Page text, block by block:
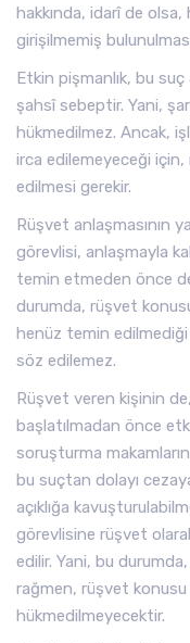
hakkında, idarî de
girişilmemiş
Etkin pişmanlık, bu suç
şahsî sebeptir. Yani,
hükmedilmez. Ancak,
irca edilemeyeceği
edilmesi gerekir.
Rüşvet anlaşmasının
görevlisi, anlaşmayla
temin etmeden önce
durumda, rüşvet
henüz temin
söz edilemez.
Rüşvet veren kişinin
başlatılmadan önce
soruşturma
bu suçtan dolayı
açıklığa
görevlisine rüşvet
edilir. Yani, bu
rağmen, rüşvet
hükmedilmeyecektir.